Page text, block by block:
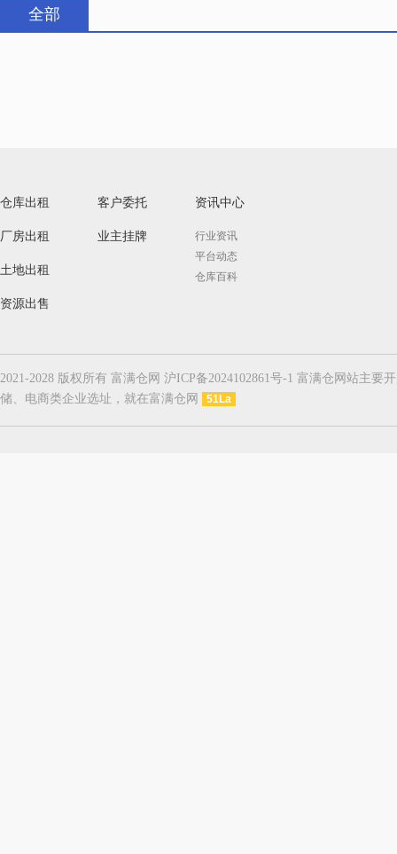
全部
仓库出租
厂房出租
土地出租
资源出售
客户委托
业主挂牌
资讯中心
行业资讯
平台动态
仓库百科
2021-2028 版权所有 富满仓网 沪ICP备2024102861号-1 富满仓网站主
储、电商类企业选址，就在富满仓网
51La